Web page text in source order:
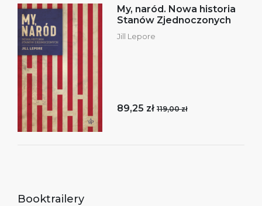
My, naród. Nowa historia
Stanów Zjednoczonych
Jill Lepore
89,25 zł 119,00 zł
Booktrailery